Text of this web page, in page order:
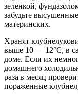
зеленкой,
забудьте
материнских.
Хранят
выше 10 — 12°С, в
доме. Если их
домашнего
раза в месяц
пораженные